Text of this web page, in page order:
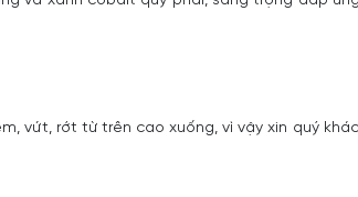
vứt, rớt từ trên cao xuống, vì vậy xin quý